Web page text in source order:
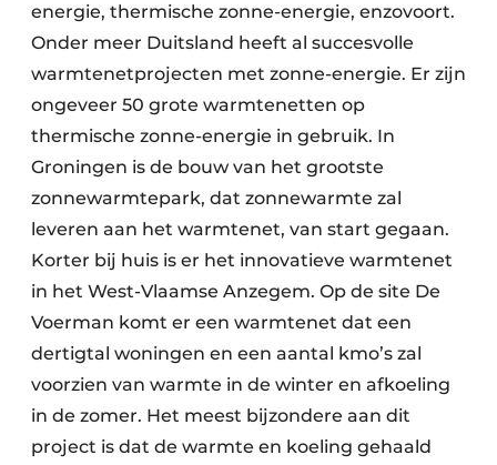
energie, thermische zonne-energie, enzovoort.
Onder meer Duitsland heeft al succesvolle
warmtenetprojecten met zonne-energie. Er zijn
ongeveer 50 grote warmtenetten op
thermische zonne-energie in gebruik. In
Groningen is de bouw van het grootste
zonnewarmtepark, dat zonnewarmte zal
leveren aan het warmtenet, van start gegaan.
Korter bij huis is er het innovatieve warmtenet
in het West-Vlaamse Anzegem. Op de site De
Voerman komt er een warmtenet dat een
dertigtal woningen en een aantal kmo’s zal
voorzien van warmte in de winter en afkoeling
in de zomer. Het meest bijzondere aan dit
project is dat de warmte en koeling gehaald